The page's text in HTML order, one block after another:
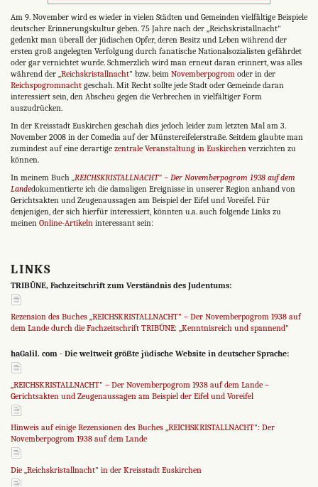
Am 9. November wird es wieder in vielen Städten und Gemeinden vielfältige Beispiele
deutscher Erinnerungskultur geben. 75 Jahre nach der „Reichskristallnacht"
gedenkt man überall der jüdischen Opfer, deren Besitz und Leben während der
ersten groß angelegten Verfolgung durch fanatische Nationalsozialisten gefährdet
oder gar vernichtet wurde. Schmerzlich wird man erneut daran erinnert, was alles
während der „Reichskristallnacht" bzw. beim Novemberpogrom oder in der
Reichspogromnacht geschah. Mit Recht sollte jede Stadt oder Gemeinde daran
interessiert sein, den Abscheu gegen die Verbrechen in vielfältiger Form
auszudrücken.
In der Kreisstadt Euskirchen geschah dies jedoch leider zum letzten Mal am 3.
November 2008 in der Comedia auf der Münstereifelerstraße. Seitdem glaubte man
zumindest auf eine derartige zentrale Veranstaltung in Euskirchenverzichten zu
können.
In meinem Buch „REICHSKRISTALLNACHT" – Der Novemberpogrom 1938 auf dem
Landedokumentierte ich die damaligen Ereignisse in unserer Region anhand von
Gerichtsakten und Zeugenaussagen am Beispiel der Eifel und Voreifel. Für
denjenigen, der sich hierfür interessiert, könnten u.a. auch folgende Links zu
meinen Online-Artikeln interessant sein:
LINKS
TRIBÜNE, Fachzeitschrift zum Verständnis des Judentums:
Rezension des Buches „REICHSKRISTALLNACHT" – Der Novemberpogrom 1938 auf
dem Lande durch die Fachzeitschrift TRIBÜNE: „Kenntnisreich und spannend"
haGalil. com - Die weltweit größte jüdische Website in deutscher Sprache:
„REICHSKRISTALLNACHT" – Der Novemberpogrom 1938 auf dem Lande –
Gerichtsakten und Zeugenaussagen am Beispiel der Eifel und Voreifel
Hinweis auf einige Rezensionen des Buches „REICHSKRISTALLNACHT": Der
Novemberpogrom 1938 auf dem Lande
Die „Reichskristallnacht" in der Kreisstadt Euskirchen